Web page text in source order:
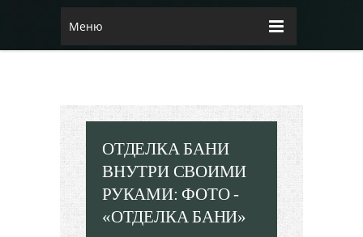
Меню
ОТДЕЛКА БАНИ
ВНУТРИ СВОИМИ
РУКАМИ: ФОТО -
«ОТДЕЛКА БАНИ»